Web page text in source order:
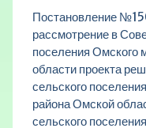
Постановление
рассмотрение в
поселения Омского
области проекта
сельского
района Омской
сельского